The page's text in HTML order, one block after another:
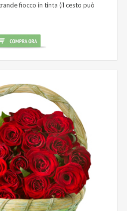
fiocco in tinta (il cesto può